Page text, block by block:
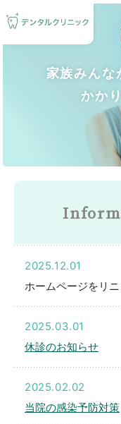
家族みんな
かか
Infor
2025.12.01
ホームページをリニ
2025.03.01
休診のお知らせ
2025.02.02
当院の感染予防対策